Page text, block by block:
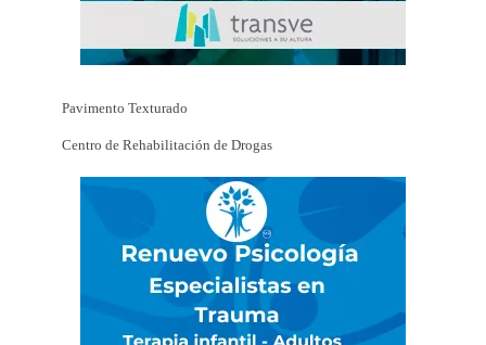
Pavimento Texturado
Centro de Rehabilitación de Drogas